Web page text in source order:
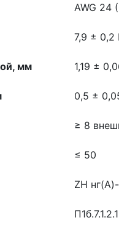
AWG 24
7,9 ± 0,2
мм 1,19 ±
0,5 ±
≥ 8
≤ 50
ZH
П1б.7.1.2.1